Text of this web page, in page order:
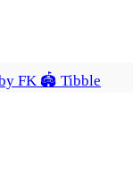
FK 🏟️ Tibble